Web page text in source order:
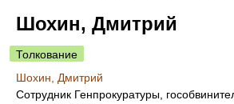
Шохин, Дмитрий
Толкование
Шохин, Дмитрий
Сотрудник Генпрокуратуры,